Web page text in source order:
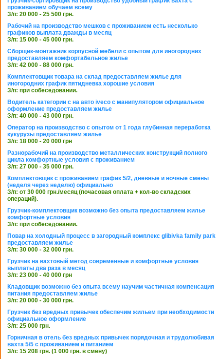
проживанием обучаем всему
З/п: 20 000 - 25 500 грн.
Рабочий на производство мешков с проживанием есть несколько
графиков выплата дважды в месяц
З/п: 15 000 - 45 000 грн.
Сборщик-монтажник корпусной мебели с опытом для иногородних
предоставляем комфортабельное жилье
З/п: 42 000 - 88 000 грн.
Комплектовщик товара на склад предоставляем жилье для
иногородних график пятидневка хорошие условия
З/п: при собеседовании.
Водитель категории с на авто iveco с манипулятором официальное
оформление предоставляем жилье
З/п: 40 000 - 43 000 грн.
Оператор на производство с опытом от 1 года глубинная переработка
кукурузы предоставляем жилье
З/п: 18 000 - 20 000 грн
Разнорабочий на производство металлических конструкций полного
цикла комфортные условия с проживанием
З/п: 27 000 - 35 000 грн.
Комплектовщик с проживанием график 5/2, дневные и ночные смены
(неделя через неделю) официально
З/п: от 30 000 грн./месяц (почасовая оплата + кол-во складских
операций).
Грузчик-комплектовщик возможно без опыта предоставляем жилье
комфортные условия
З/п: при собеседовании.
Повар на холодный процесс в загородный комплекс glibivka family park
предоставляем жилье
З/п: 30 000 - 32 000 грн.
Грузчик на вахтовый метод современные и комфортные условия
выплаты два раза в месяц
З/п: 23 000 - 40 000 грн
Кладовщик возможно без опыта всему научим частичная компенсация
питания предоставляем жилье
З/п: 20 000 - 30 000 грн.
Грузчик без вредных привычек обеспечим жильем при необходимости
официальное оформление
З/п: 25 000 грн.
Горничная в отель без вредных привычек порядочная и трудолюбивая
вахта 5/5 с проживанием и питанием
З/п: 15 208 грн. (1 000 грн. в смену)